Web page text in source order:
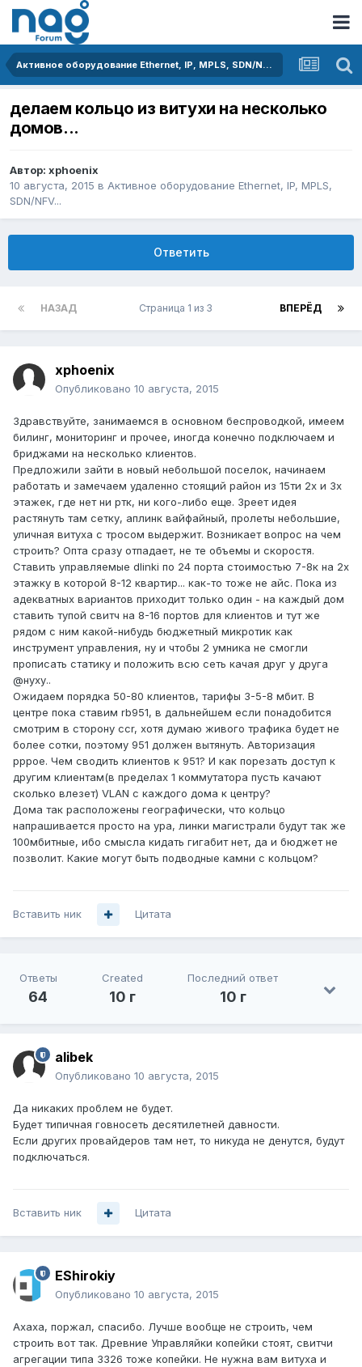
Активное оборудование Ethernet, IP, MPLS, SDN/NFV...
делаем кольцо из витухи на несколько
домов...
Автор: xphoenix
10 августа, 2015 в Активное оборудование Ethernet, IP, MPLS,
SDN/NFV...
Ответить
НАЗАД ВПЕРЁД
Страница 1 из 3
xphoenix
Опубликовано 10 августа, 2015
Здравствуйте, занимаемся в основном беспроводкой, имеем
билинг, мониторинг и прочее, иногда конечно подключаем и
бриджами на несколько клиентов.
Предложили зайти в новый небольшой поселок, начинаем
работать и замечаем удаленно стоящий район из 15ти 2х и 3х
этажек, где нет ни ртк, ни кого-либо еще. Зреет идея
растянуть там сетку, аплинк вайфайный, пролеты небольшие,
уличная витуха с тросом выдержит. Возникает вопрос на чем
строить? Опта сразу отпадает, не те объемы и скоростя.
Ставить управляемые dlinki по 24 порта стоимостью 7-8к на 2х
этажку в которой 8-12 квартир... как-то тоже не айс. Пока из
адекватных вариантов приходит только один - на каждый дом
ставить тупой свитч на 8-16 портов для клиентов и тут же
рядом с ним какой-нибудь бюджетный микротик как
инструмент управления, ну и чтобы 2 умника не смогли
прописать статику и положить всю сеть качая друг у друга
@нуху..
Ожидаем порядка 50-80 клиентов, тарифы 3-5-8 мбит. В
центре пока ставим rb951, в дальнейшем если понадобится
смотрим в сторону ccr, хотя думаю живого трафика будет не
более сотки, поэтому 951 должен вытянуть. Авторизация
pppoe. Чем сводить клиентов к 951? И как порезать доступ к
другим клиентам(в пределах 1 коммутатора пусть качают
сколько влезет) VLAN с каждого дома к центру?
Дома так расположены географически, что кольцо
напрашивается просто на ура, линки магистрали будут так же
100мбитные, ибо смысла кидать гигабит нет, да и бюджет не
позволит. Какие могут быть подводные камни с кольцом?
Вставить ник Цитата
Ответы
64
Created
10 г
Последний ответ
10 г
alibek
Опубликовано 10 августа, 2015
Да никаких проблем не будет.
Будет типичная говносеть десятилетней давности.
Если других провайдеров там нет, то никуда не денутся, будут
подключаться.
Вставить ник Цитата
EShirokiy
Опубликовано 10 августа, 2015
Ахаха, поржал, спасибо. Лучше вообще не строить, чем
строить вот так. Древние Управляйки копейки стоят, свитчи
агрегации типа 3326 тоже копейки. Не нужна вам витуха и